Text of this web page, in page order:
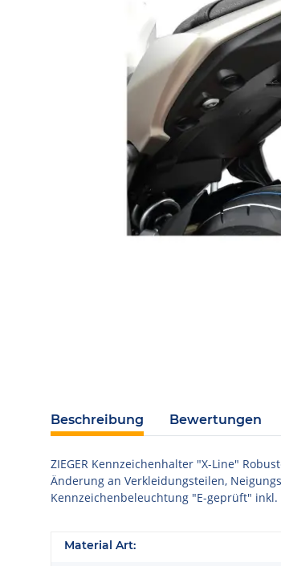
Beschreibung Bewertungen
ZIEGER Kennzeichenhalter "X-Line"
Änderung an Verkleidungsteilen,
Kennzeichenbeleuchtung "E-geprüft"
Material Art: